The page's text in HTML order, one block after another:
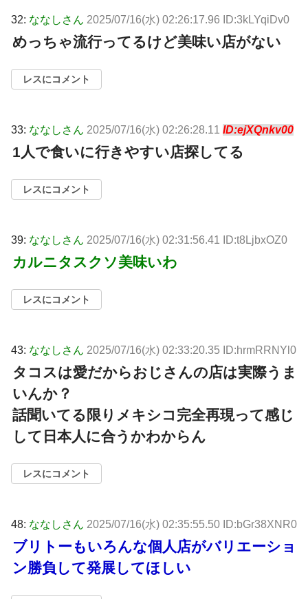
32: ななしさん 2025/07/16(水) 02:26:17.96 ID:3kLYqiDv0
めっちゃ流行ってるけど美味い店がない
レスにコメント
33: ななしさん 2025/07/16(水) 02:26:28.11 ID:ejXQnkv00
1人で食いに行きやすい店探してる
レスにコメント
39: ななしさん 2025/07/16(水) 02:31:56.41 ID:t8LjbxOZ0
カルニタスクソ美味いわ
レスにコメント
43: ななしさん 2025/07/16(水) 02:33:20.35 ID:hrmRRNYl0
タコスは愛だからおじさんの店は実際うま
いんか？
話聞いてる限りメキシコ完全再現って感じ
して日本人に合うかわからん
レスにコメント
48: ななしさん 2025/07/16(水) 02:35:55.50 ID:bGr38XNR0
ブリトーもいろんな個人店がバリエーショ
ン勝負して発展してほしい